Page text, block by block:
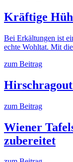
Kräftige
Bei Erkältungen ist
echte Wohltat. Mit
zum Beitrag
zum Beitrag
Wiener
zubereitet